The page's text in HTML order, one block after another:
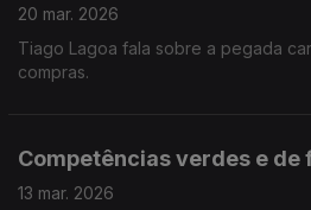
20 mar. 2026
Tiago Lagoa fala sobre a pegada
compras.
Competências verdes e de
13 mar. 2026